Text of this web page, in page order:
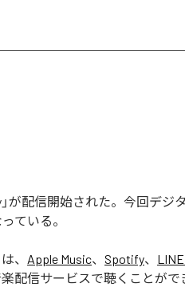
」が配信開始された。今回デジ
ている。
は、 Apple Music、 Spotify、 LINE
配信サービスで聴くことがで